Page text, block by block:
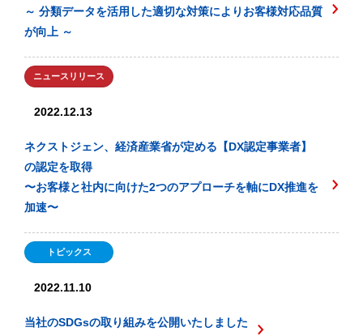
～ 分類データを活用した適切な対策によりお客様対応品質
が向上 ～
ニュースリリース
2022.12.13
ネクストジェン、経済産業省が定める【DX認定事業者】
の認定を取得
〜お客様と社内に向けた2つのアプローチを軸にDX推進を
加速〜
トピックス
2022.11.10
当社のSDGsの取り組みを公開いたしました